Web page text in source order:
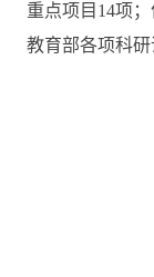
重点项目14项
教育部各项科